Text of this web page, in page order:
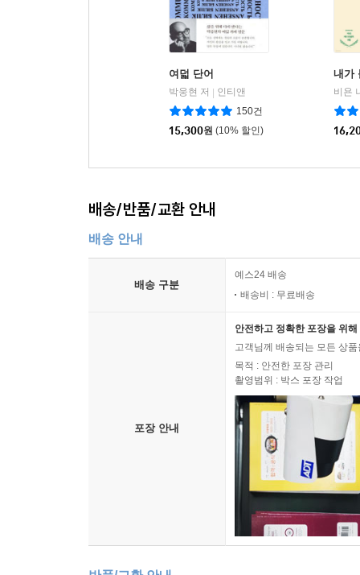
여덟 단어
박웅현 저
인티앤
150건
15,300원 (10% 할인)
내가
배송/반품/교환 안내
배송 안내
배송 구분
예스24 배송
배송비 : 무료배송
포장 안내
안전하고 정확한 포장을 위
고객님께 배송되는 모든 상
목적 : 안전한 포장 관리
촬영범위 : 박스 포장 작업